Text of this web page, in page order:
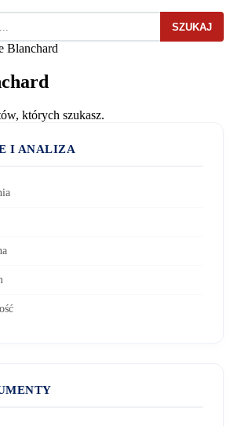
SZUKAJ
Blanchard
których szukasz.
I ANALIZA